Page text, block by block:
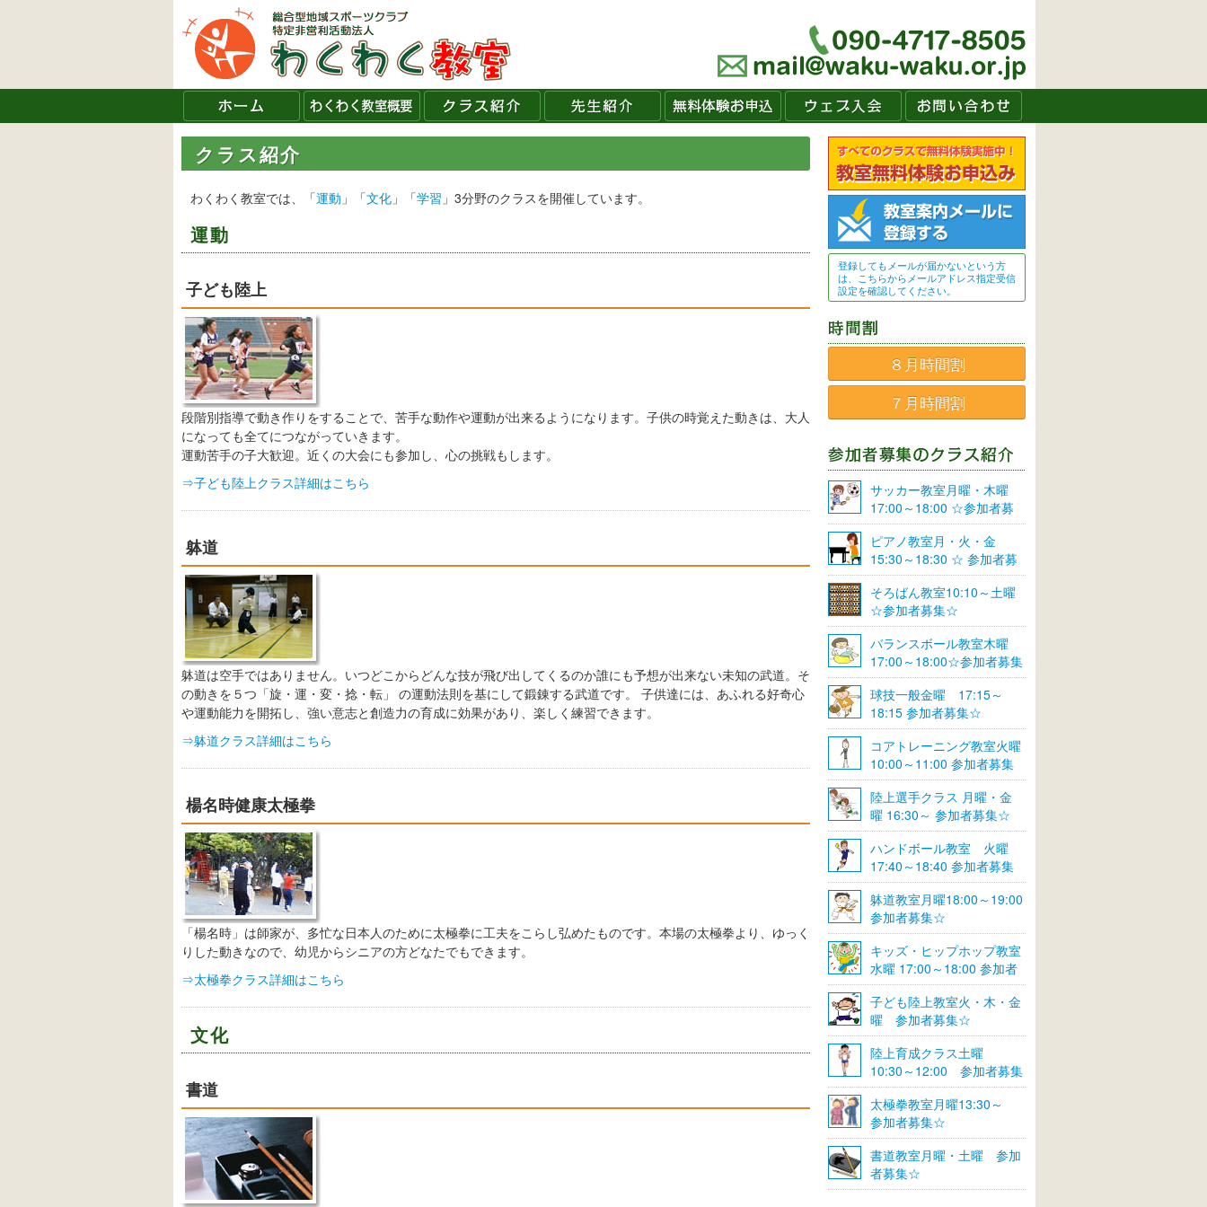
クラス紹介
わくわく教室では、「運動 」「文化 」「学習 」3分野のクラスを開催しています。
運動
子ども陸上
段階別指導で動き作りをすることで、苦手な動作や運動が出来るようになります。子供の時覚えた動きは、大人
になっても全てにつながっていきます。
運動苦手の子大歓迎。近くの大会にも参加し、心の挑戦もします。
⇒子ども陸上クラス詳細はこちら
躰道
躰道は空手ではありません。いつどこからどんな技が飛び出してくるのか誰にも予想が出来ない未知の武道。そ
の動きを５つ「旋・運・変・捻・転」 の運動法則を基にして鍛錬する武道です。 子供達には、あふれる好奇心
や運動能力を開拓し、強い意志と創造力の育成に効果があり、楽しく練習できます。
⇒躰道クラス詳細はこちら
楊名時健康太極拳
「楊名時」は師家が、多忙な日本人のために太極拳に工夫をこらし弘めたものです。本場の太極拳より、ゆっく
りした動きなので、幼児からシニアの方どなたでもできます。
⇒太極拳クラス詳細はこちら
文化
書道
登録してもメールが届かないという方
は、こちらからメールアドレス指定受信
設定を確認してください。
８月時間割
７月時間割
サッカー教室月曜・木曜
17:00～18:00 ☆参加者募
集☆
ピアノ教室月・火・金
15:30～18:30 ☆ 参加者募
集☆
そろばん教室10:10～土曜
☆参加者募集☆
バランスボール教室木曜
17:00～18:00☆参加者募集
☆
球技一般金曜 17:15～
18:15 参加者募集☆
コアトレーニング教室火曜
10:00～11:00 参加者募集
陸上選手クラス 月曜・金
曜 16:30～ 参加者募集☆
ハンドボール教室 火曜
17:40～18:40 参加者募集
☆
躰道教室月曜18:00～19:00
参加者募集☆
キッズ・ヒップホップ教室
水曜 17:00～18:00 参加者
募集☆
子ども陸上教室火・木・金
曜 参加者募集☆
陸上育成クラス土曜
10:30～12:00 参加者募集
☆
太極拳教室月曜13:30～
参加者募集☆
書道教室月曜・土曜 参加
者募集☆